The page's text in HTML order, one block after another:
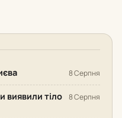
8 Серпня
виявили тіло
8 Серпня